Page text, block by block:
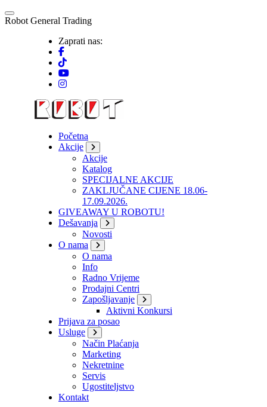
Skip
to
Robot General Trading
Zaprati nas:
Početna
Akcije
Akcije
Katalog
SPECIJALNE AKCIJE
ZAKLJUČANE CIJENE 18.06-
17.09.2026.
GIVEAWAY U ROBOTU!
Dešavanja
Novosti
O nama
O nama
Info
Radno Vrijeme
Prodajni Centri
Zapošljavanje
Aktivni Konkursi
Prijava za posao
Usluge
Način Plaćanja
Marketing
Nekretnine
Servis
Ugostiteljstvo
Kontakt